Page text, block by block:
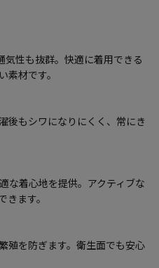
性も抜群。快適に着用できる
素材です。
後もシワになりにくく、常にき
な着心地を提供。アクティブな
ます。
殖を防ぎます。衛生面でも安心